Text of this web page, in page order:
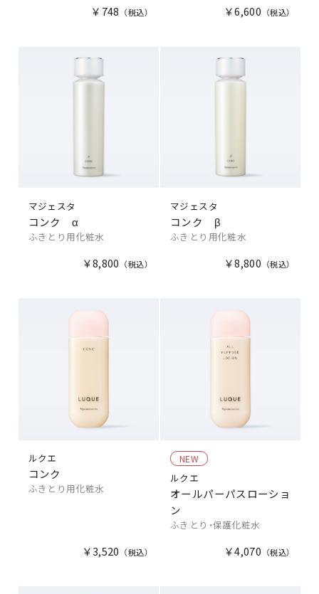
￥748 ￥6,600
マジェスタ
コンク α
ふきとり用化粧水
￥8,800
マジェスタ
コンク β
ふきとり用化粧水
￥8,800
ルクエ
コンク
ふきとり用化粧水
￥3,520
NEW
ルクエ
オールパーパスローショ
ン
ふきとり・保護化粧水
￥4,070